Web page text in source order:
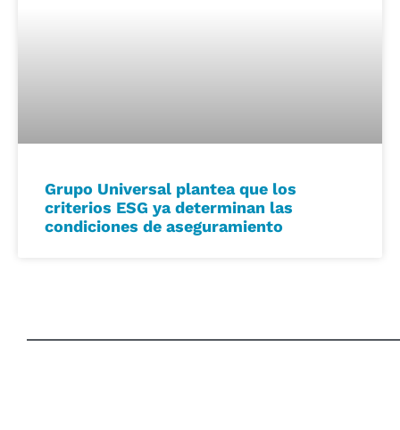
Grupo Universal plantea que los
criterios ESG ya determinan las
condiciones de aseguramiento